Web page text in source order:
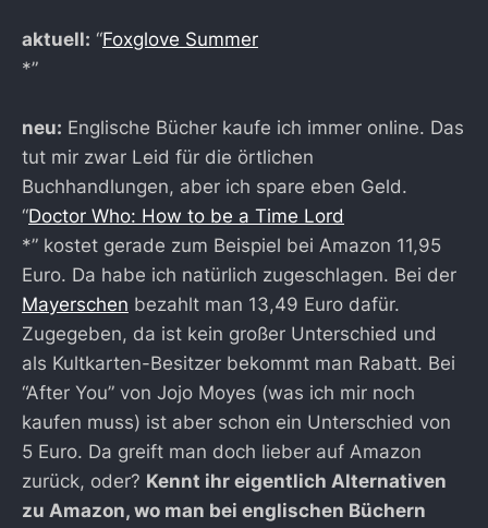
aktuell: “Foxglove Summer
*”
neu: Englische Bücher kaufe ich immer online. Das
tut mir zwar Leid für die örtlichen
Buchhandlungen, aber ich spare eben Geld.
“Doctor Who: How to be a Time Lord
*” kostet gerade zum Beispiel bei Amazon 11,95
Euro. Da habe ich natürlich zugeschlagen. Bei der
Mayerschen bezahlt man 13,49 Euro dafür.
Zugegeben, da ist kein großer Unterschied und
als Kultkarten-Besitzer bekommt man Rabatt. Bei
“After You” von Jojo Moyes (was ich mir noch
kaufen muss) ist aber schon ein Unterschied von
5 Euro. Da greift man doch lieber auf Amazon
zurück, oder? Kennt ihr eigentlich Alternativen
zu Amazon, wo man bei englischen Büchern